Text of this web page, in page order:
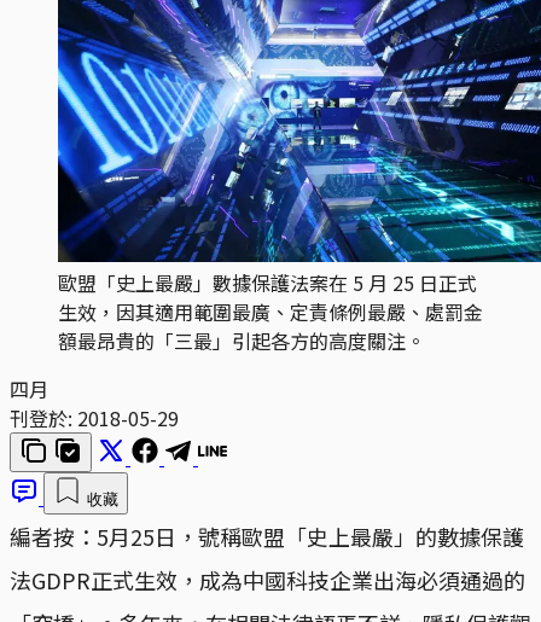
歐盟「史上最嚴」數據保護法案在 5 月 25 日正式
生效，因其適用範圍最廣、定責條例最嚴、處罰金
額最昂貴的「三最」引起各方的高度關注。
四月
刊登於: 2018-05-29
收藏
編者按：5月25日，號稱歐盟「史上最嚴」的數據保護
法GDPR正式生效，成為中國科技企業出海必須通過的